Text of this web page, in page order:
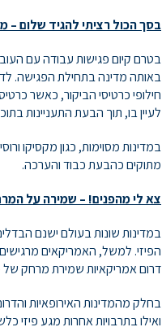
בסך הכול רציתי להגיד שלום –
בטרם קיום פגישות עבודה עם
באותה מדינה בתחילת הפגישה.
חילופי כרטיסי הביקור, כאשר
לעיין בו, תוך הבעת התעניינות
במדינות מסוימות, כגון מקסיקו
מתוקים כהבעת כבוד והערכה.
צא לי מהפנים! – שמירה על
במדינות שונות בעולם ישנם
הפיזי. למשל, האמריקאים
דרום אמריקאיות שמירת מרחק של כ-12 סנטימטרים מהפנים של האדם השני נחשבת
בחלק מהמדינות האירופאיות
ואילו בתרבויות אחרות מגע פיזי